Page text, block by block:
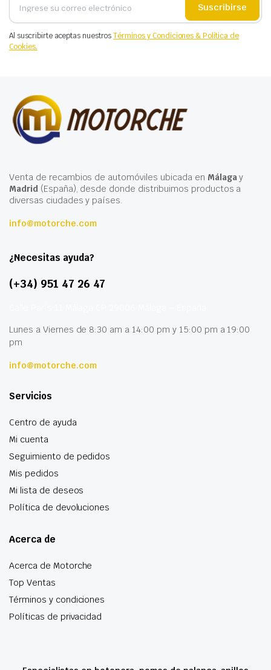
Suscribirse
Al suscribirte aceptas nuestrosTérminos y Condiciones & Política de
Cookies.
Venta de recambios de automóviles ubicada en Málagay
Madrid(España), desde donde distribuimos productos a
diversas ciudades y países.
info@motorche.com
¿Necesitas ayuda?
(+34) 951 47 26 47
Lunes a Viernes de 8:30 am a 14:00 pm y 15:00 pm a 19:00
pm
info@motorche.com
Servicios
Centro de ayuda
Mi cuenta
Seguimiento de pedidos
Mis pedidos
Mi lista de deseos
Política de devoluciones
Acerca de
Acerca de Motorche
Top Ventas
Términos y condiciones
Políticas de privacidad